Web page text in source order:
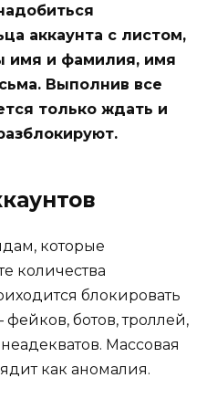
аккаунта с листом,
имя и фамилия, имя
Выполнив все
только ждать и
которые
количества
блокировать
ботов, троллей,
Массовая
как аномалия.